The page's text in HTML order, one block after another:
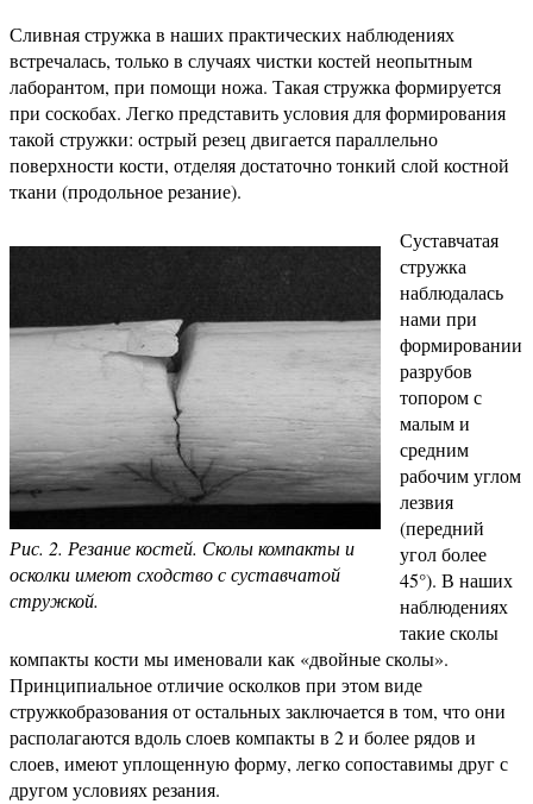
Сливная стружка в наших практических наблюдениях
встречалась, только в случаях чистки костей неопытным
лаборантом, при помощи ножа. Такая стружка формируется
при соскобах. Легко представить условия для формирования
такой стружки: острый резец двигается параллельно
поверхности кости, отделяя достаточно тонкий слой костной
ткани (продольное резание).
Рис. 2. Резание костей. Сколы компакты и
осколки имеют сходство с суставчатой
стружкой.
Суставчатая
стружка
наблюдалась
нами при
формировании
разрубов
топором с
малым и
средним
рабочим углом
лезвия
(передний
угол более
45°). В наших
наблюдениях
такие сколы
компакты кости мы именовали как «двойные сколы».
Принципиальное отличие осколков при этом виде
стружкобразования от остальных заключается в том, что они
располагаются вдоль слоев компакты в 2 и более рядов и
слоев, имеют уплощенную форму, легко сопоставимы друг с
другом условиях резания.